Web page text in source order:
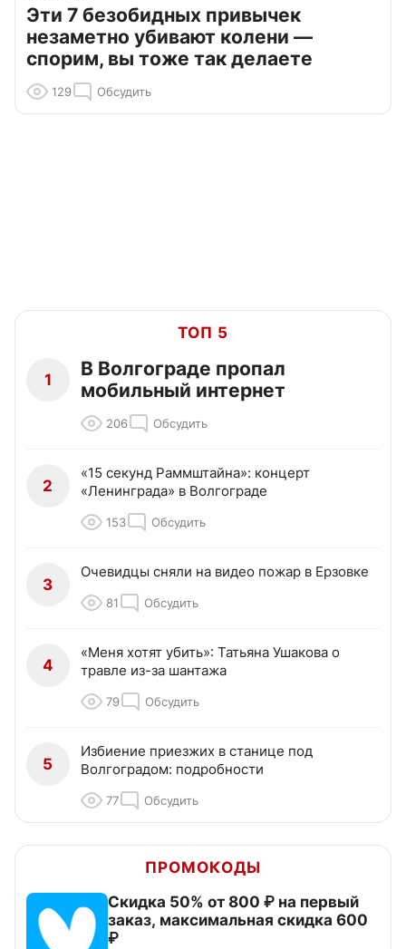
Эти 7 безобидных привычек
незаметно убивают колени —
спорим, вы тоже так делаете
129 Обсудить
ТОП 5
1
В Волгограде пропал
мобильный интернет
206 Обсудить
2
«15 секунд Раммштайна»: концерт
«Ленинграда» в Волгограде
153 Обсудить
3
Очевидцы сняли на видео пожар в Ерзовке
81 Обсудить
4
«Меня хотят убить»: Татьяна Ушакова о
травле из-за шантажа
79 Обсудить
5
Избиение приезжих в станице под
Волгоградом: подробности
77 Обсудить
ПРОМОКОДЫ
Скидка 50% от 800 ₽ на первый
заказ, максимальная скидка 600
₽